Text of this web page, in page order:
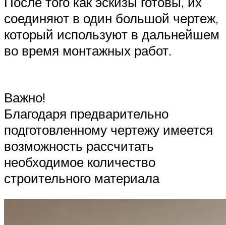
соединяют в один большой чертеж,
который используют в дальнейшем
во время монтажных работ.
Важно!
Благодаря предварительно
подготовленному чертежу имеется
возможность рассчитать
необходимое количество
строительного материала